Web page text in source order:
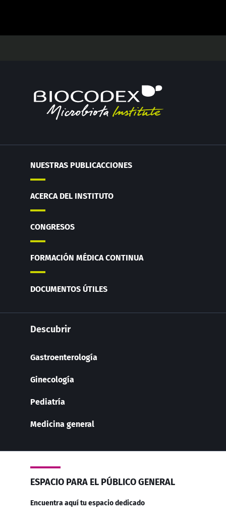
NUESTRAS PUBLICACCIONES
ACERCA DEL INSTITUTO
CONGRESOS
FORMACIÓN MÉDICA CONTINUA
DOCUMENTOS ÚTILES
Descubrir
Gastroenterología
Ginecología
Pediatría
Medicina general
ESPACIO PARA EL PÚBLICO GENERAL
Encuentra aquí tu espacio dedicado